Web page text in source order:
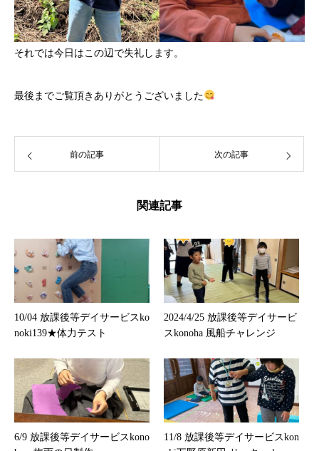
それでは今日はこの辺で失礼します。
最後までご覧頂きありがとうございました
前の記事 次の記事
関連記事
10/04 放課後等デイサービスko
noki139★体力テスト
2024/4/25 放課後等デイサービ
スkonoha 風船チャレンジ
6/9 放課後等デイサービスkono
11/8 放課後等デイサービスkon